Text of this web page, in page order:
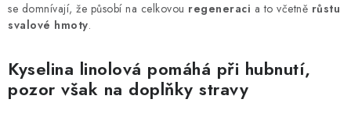
se domnívají, že působí na celkovou regeneraci a to včetně růstu
svalové hmoty.
Kyselina linolová pomáhá při hubnutí,
pozor však na doplňky stravy